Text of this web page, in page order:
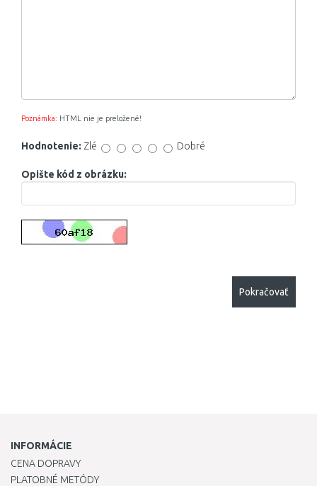
Poznámka: HTML nie je preložené!
Hodnotenie: Zlé Dobré
Opište kód z obrázku:
Pokračovať
INFORMÁCIE
CENA DOPRAVY
PLATOBNÉ METÓDY